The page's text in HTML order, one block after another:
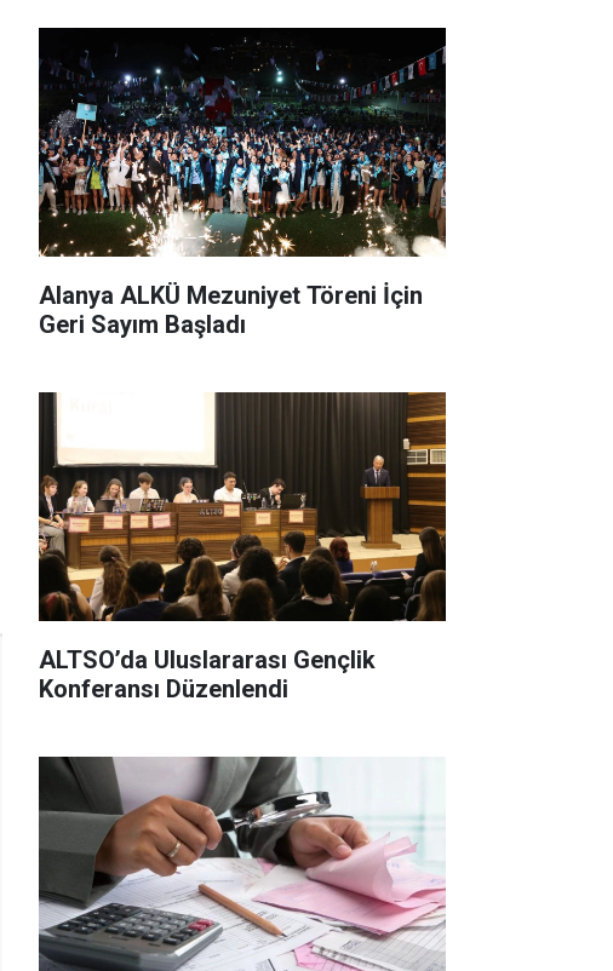
Alanya ALKÜ Mezuniyet Töreni İçin
Geri Sayım Başladı
ALTSO’da Uluslararası Gençlik
Konferansı Düzenlendi